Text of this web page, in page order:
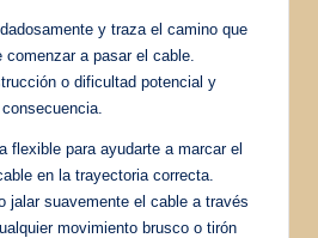
y traza el camino que
a pasar el cable.
o dificultad potencial y
flexible para ayudarte a marcar el
en la trayectoria correcta.
jalar suavemente el cable a través
movimiento brusco o tirón